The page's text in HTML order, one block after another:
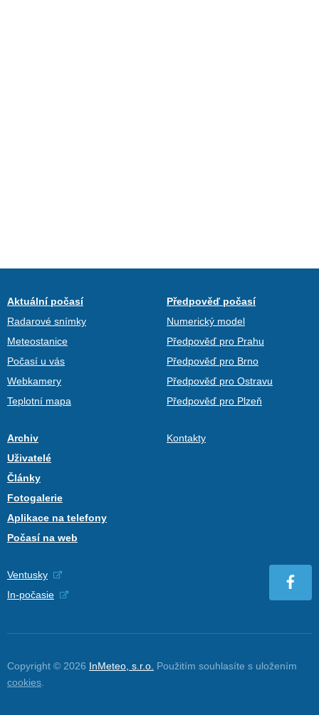
Aktuální počasí
Radarové snímky
Meteostanice
Počasí u vás
Webkamery
Teplotní mapa
Předpověď počasí
Numerický model
Předpověď pro Prahu
Předpověď pro Brno
Předpověď pro Ostravu
Předpověď pro Plzeň
Archiv
Uživatelé
Články
Fotogalerie
Aplikace na telefony
Počasí na web
Kontakty
Ventusky
In-počasie
Copyright © 2026 InMeteo, s.r.o. Použitím souhlasíte s uložením
cookies